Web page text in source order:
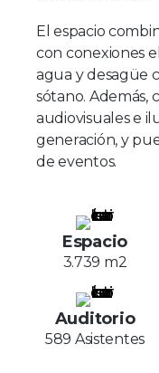
El espacio
con conexiones
agua y desagüe
sótano. Además,
audiovisuales e
generación, y
de eventos.
Espacio
3.739 m2
Auditorio
589 Asistentes